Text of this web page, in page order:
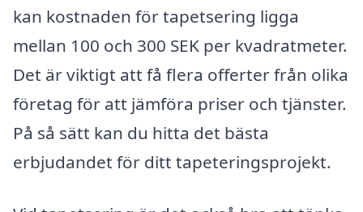
kan kostnaden för tapetsering ligga
mellan 100 och 300 SEK per kvadratmeter.
Det är viktigt att få flera offerter från olika
företag för att jämföra priser och tjänster.
På så sätt kan du hitta det bästa
erbjudandet för ditt tapeteringsprojekt.